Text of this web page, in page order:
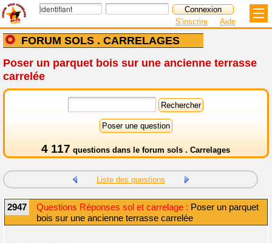
FORUM SOLS . CARRELAGES
S'inscrire Aide
Poser un parquet bois sur une ancienne terrasse
carrelée
4 117 questions dans le forum sols . Carrelages
Liste des questions
2947 Questions Réponses sol et carrelage : Poser un parquet
bois sur une ancienne terrasse carrelée